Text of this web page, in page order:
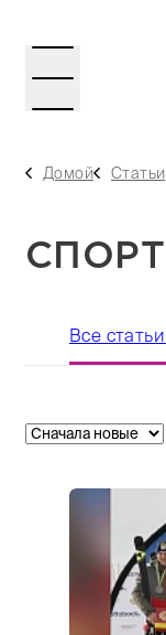
Домой Статьи
СПОРТ
Все статьи